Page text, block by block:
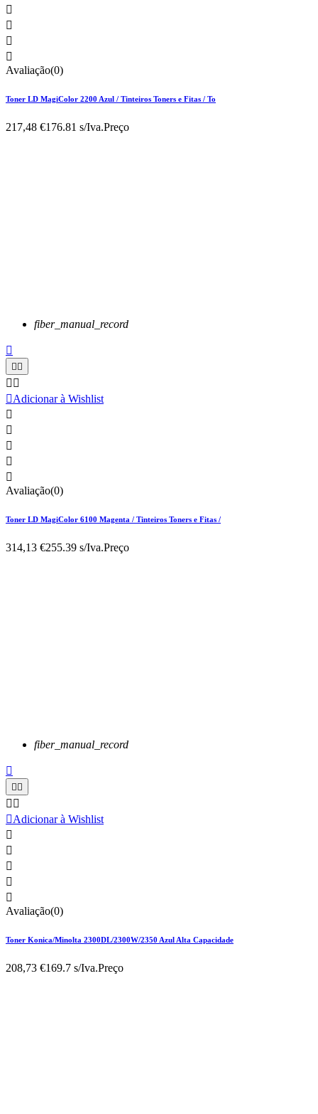




Avaliação(0)
Toner LD MagiColor 2200 Azul / Tinteiros Toners e Fitas / To
217,48 €176.81 s/Iva.Preço
fiber_manual_record

 
 
Adicionar à Wishlist





Avaliação(0)
Toner LD MagiColor 6100 Magenta / Tinteiros Toners e Fitas /
314,13 €255.39 s/Iva.Preço
fiber_manual_record

 
 
Adicionar à Wishlist





Avaliação(0)
Toner Konica/Minolta 2300DL/2300W/2350 Azul Alta Capacidade
208,73 €169.7 s/Iva.Preço